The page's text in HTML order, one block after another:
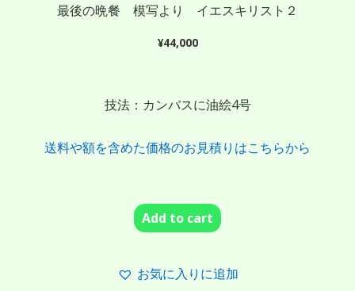
最後の晩餐 模写より イエスキリスト２
¥44,000
技法：カンバスに油絵4号
送料や額を含めた価格のお見積りはこちらから
Add to cart
お気に入りに追加